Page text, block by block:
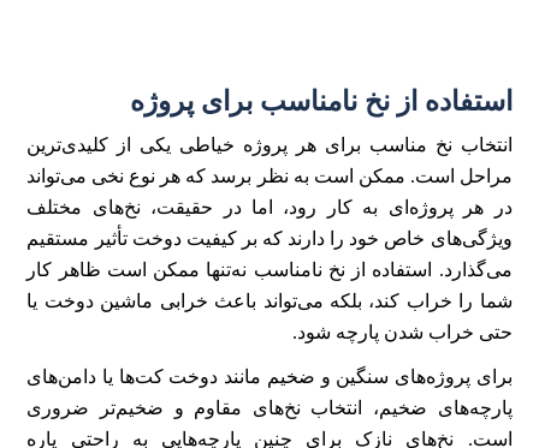
استفاده از نخ نامناسب برای پروژه
انتخاب نخ مناسب برای هر پروژه خیاطی یکی از کلیدی‌ترین
مراحل است. ممکن است به نظر برسد که هر نوع نخی می‌تواند
در هر پروژه‌ای به کار رود، اما در حقیقت، نخ‌های مختلف
ویژگی‌های خاص خود را دارند که بر کیفیت دوخت تأثیر مستقیم
می‌گذارد. استفاده از نخ نامناسب نه‌تنها ممکن است ظاهر کار
شما را خراب کند، بلکه می‌تواند باعث خرابی ماشین دوخت یا
حتی خراب شدن پارچه شود.
برای پروژه‌های سنگین و ضخیم مانند دوخت کت‌ها یا دامن‌های
پارچه‌های ضخیم، انتخاب نخ‌های مقاوم و ضخیم‌تر ضروری
است. نخ‌های نازک برای چنین پارچه‌هایی به راحتی پاره